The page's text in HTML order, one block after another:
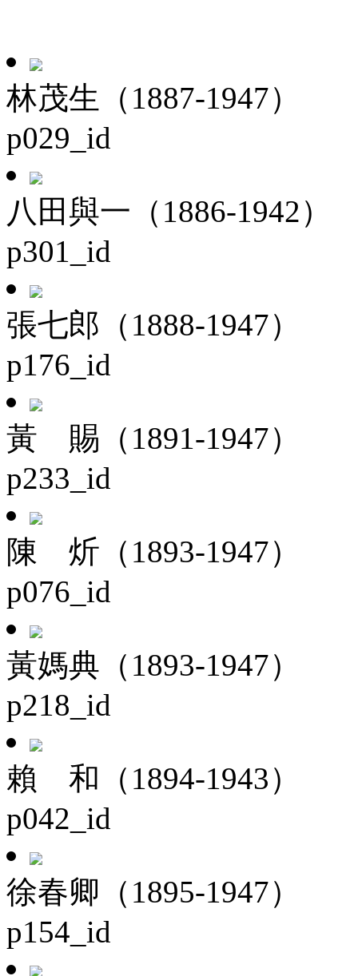
林茂生（1887-1947）
p029_id
八田與一（1886-1942）
p301_id
張七郎（1888-1947）
p176_id
黃 賜（1891-1947）
p233_id
陳 炘（1893-1947）
p076_id
黃媽典（1893-1947）
p218_id
賴 和（1894-1943）
p042_id
徐春卿（1895-1947）
p154_id